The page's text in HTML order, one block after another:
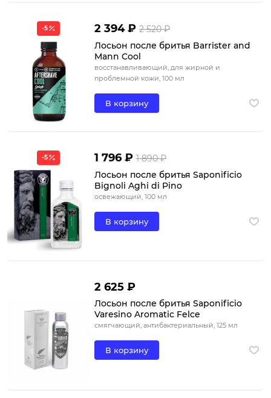
-5 2 394 ₽ 2 520 ₽
Лосьон после бритья Barrister and
Mann Cool
восстанавливающий, для жирной и
проблемной кожи, 100 мл
В корзину
-5 1 796 ₽ 1 890 ₽
Лосьон после бритья Saponificio
Bignoli Aghi di Pino
освежающий, 100 мл
В корзину
2 625 ₽
Лосьон после бритья Saponificio
Varesino Aromatic Felce
смягчающий, антибактериальный, 125 мл
В корзину